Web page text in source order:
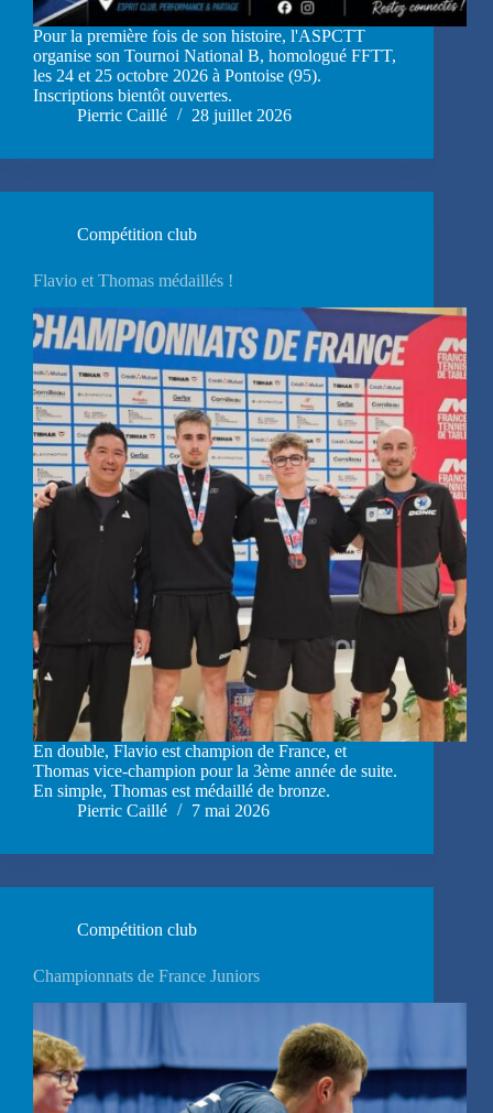
Pour la première fois de son histoire, l'ASPCTT
organise son Tournoi National B, homologué FFTT,
les 24 et 25 octobre 2026 à Pontoise (95).
Inscriptions bientôt ouvertes.
Pierric Caillé
28 juillet 2026
Compétition club
Flavio et Thomas médaillés !
En double, Flavio est champion de France, et
Thomas vice-champion pour la 3ème année de suite.
En simple, Thomas est médaillé de bronze.
Pierric Caillé
7 mai 2026
Compétition club
Championnats de France Juniors